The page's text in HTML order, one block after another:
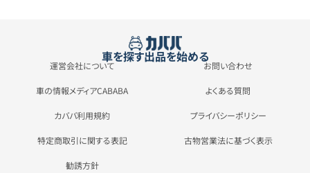
車を探す出品を始める
運営会社について お問い合わせ
車の情報メディアCABABA よくある質問
カババ利用規約 プライバシーポリシー
特定商取引に関する表記 古物営業法に基づく表示
勧誘方針